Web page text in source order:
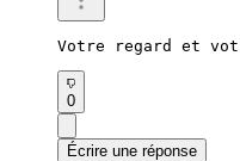
Votre regard et
0
Écrire une réponse